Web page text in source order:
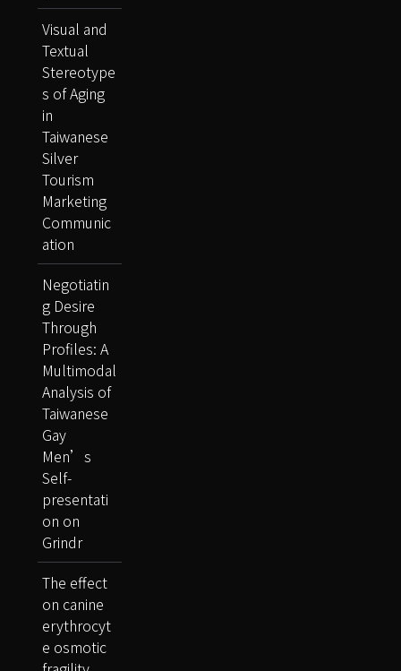
Visual and
Textual
Stereotype
s of Aging
in
Taiwanese
Silver
Tourism
Marketing
Communic
ation
Negotiatin
g Desire
Through
Profiles: A
Multimodal
Analysis of
Taiwanese
Gay
Men’s
Self-
presentati
on on
Grindr
The effect
on canine
erythrocyt
e osmotic